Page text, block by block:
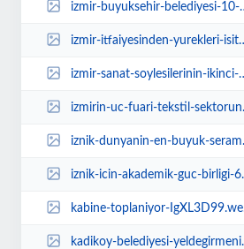
izmir-buyuksehir-belediyesi-10-ton-kavacik-uzumu-dagitiyor-P9F2hSjO.jpg
izmir-itfaiyesinden-yurekleri-isitan-kurtarma-operasyonu-uUMDgxrz.jpg
izmir-sanat-soylesilerinin-ikinci-konugu-ataol-behramoglu-m6wBIw4m.jpg
izmirin-uc-fuari-tekstil-sektorune-guc-verdi-736EYQVG.jpg
iznik-dunyanin-en-buyuk-seramik-fuarinda-temsil-edildi-6l27gasG.jpg
iznik-icin-akademik-guc-birligi-6byHcgg8.jpg
kabine-toplaniyor-IgXL3D99.webp
kadikoy-belediyesi-yeldegirmeni-sanat-2024-2025-konser-sezonu-basliyor-ACw6QE...